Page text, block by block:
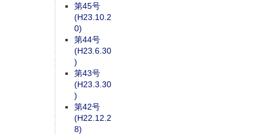
第45号
(H23.10.2
0)
第44号
(H23.6.30
)
第43号
(H23.3.30
)
第42号
(H22.12.2
8)